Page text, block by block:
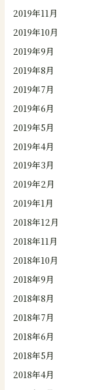
2019年11月
2019年10月
2019年9月
2019年8月
2019年7月
2019年6月
2019年5月
2019年4月
2019年3月
2019年2月
2019年1月
2018年12月
2018年11月
2018年10月
2018年9月
2018年8月
2018年7月
2018年6月
2018年5月
2018年4月